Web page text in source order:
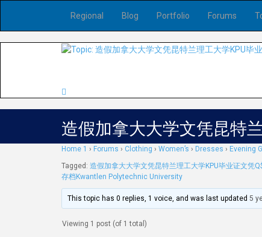
Regional Blog Portfolio Forums
造假加拿大大学文凭昆特
Home 1 › Forums › Clothing › Women’s › Dresses › Evening
Tagged: 造假加拿大大学文凭昆特兰理工大学KPU毕业证文凭
存档Kwantlen Polytechnic University
This topic has 0 replies, 1 voice, and was last updated5
Viewing 1 post (of 1 total)